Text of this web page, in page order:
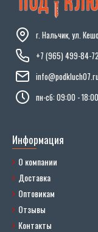
г. Нальчик, ул.
+7 (965) 499-84-72
info@podkluch07.ru
пн-сб: 09:00 -
Информация
О компании
Доставка
Оптовикам
Отзывы
Контакты